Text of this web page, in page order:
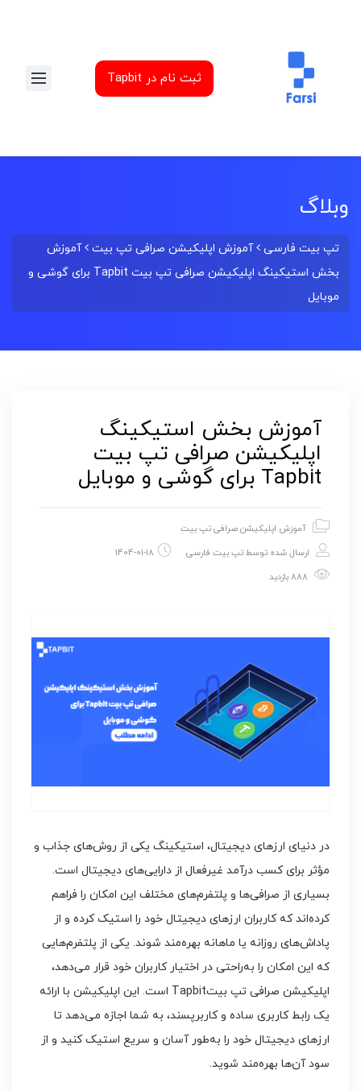
ثبت نام در Tapbit
وبلاگ
تپ بیت فارسی آموزش اپلیکیشن صرافی تپ بیت
آموزش
بخش استیکینگ اپلیکیشن صرافی تپ بیت Tapbit برای گوشی و
موبایل
آموزش بخش استیکینگ
اپلیکیشن صرافی تپ بیت
Tapbit برای گوشی و موبایل
آموزش اپلیکیشن صرافی تپ بیت
ارسال شده توسطتپ بیت فارسی
1404-01-18
در دنیای ارزهای دیجیتال، استیکینگ یکی از روش‌های جذاب و
مؤثر برای کسب درآمد غیرفعال از دارایی‌های دیجیتال است.
بسیاری از صرافی‌ها و پلتفرم‌های مختلف این امکان را فراهم
کرده‌اند که کاربران ارزهای دیجیتال خود را استیک کرده و از
پاداش‌های روزانه یا ماهانه بهره‌مند شوند. یکی از پلتفرم‌هایی
که این امکان را به‌راحتی در اختیار کاربران خود قرار می‌دهد،
اپلیکیشن صرافی تپ بیتTapbit است. این اپلیکیشن با ارائه
یک رابط کاربری ساده و کاربرپسند، به شما اجازه می‌دهد تا
ارزهای دیجیتال خود را به‌طور آسان و سریع استیک کنید و از
سود آن‌ها بهره‌مند شوید.